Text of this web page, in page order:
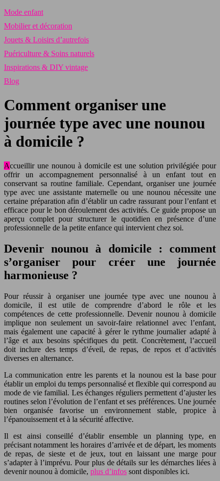
Mode enfant
Mobilier et décoration
Jouets & Loisirs d’autrefois
Puériculture & Soins naturels
Inspirations & DIY vintage
Blog
Comment organiser une
journée type avec une nounou
à domicile ?
Accueillir une nounou à domicile est une solution privilégiée pour
offrir un accompagnement personnalisé à un enfant tout en
conservant sa routine familiale. Cependant, organiser une journée
type avec une assistante maternelle ou une nounou nécessite une
certaine préparation afin d’établir un cadre rassurant pour l’enfant et
efficace pour le bon déroulement des activités. Ce guide propose un
aperçu complet pour structurer le quotidien en présence d’une
professionnelle de la petite enfance qui intervient chez soi.
Devenir nounou à domicile : comment
s’organiser pour créer une journée
harmonieuse ?
Pour réussir à organiser une journée type avec une nounou à
domicile, il est utile de comprendre d’abord le rôle et les
compétences de cette professionnelle. Devenir nounou à domicile
implique non seulement un savoir-faire relationnel avec l’enfant,
mais également une capacité à gérer le rythme journalier adapté à
l’âge et aux besoins spécifiques du petit. Concrètement, l’accueil
doit inclure des temps d’éveil, de repas, de repos et d’activités
diverses en alternance.
La communication entre les parents et la nounou est la base pour
établir un emploi du temps personnalisé et flexible qui correspond au
mode de vie familial. Les échanges réguliers permettent d’ajuster les
routines selon l’évolution de l’enfant et ses préférences. Une journée
bien organisée favorise un environnement stable, propice à
l’épanouissement et à la sécurité affective.
Il est ainsi conseillé d’établir ensemble un planning type, en
précisant notamment les horaires d’arrivée et de départ, les moments
de repas, de sieste et de jeux, tout en laissant une marge pour
s’adapter à l’imprévu. Pour plus de détails sur les démarches liées à
devenir nounou à domicile, plus d’infos sont disponibles ici.